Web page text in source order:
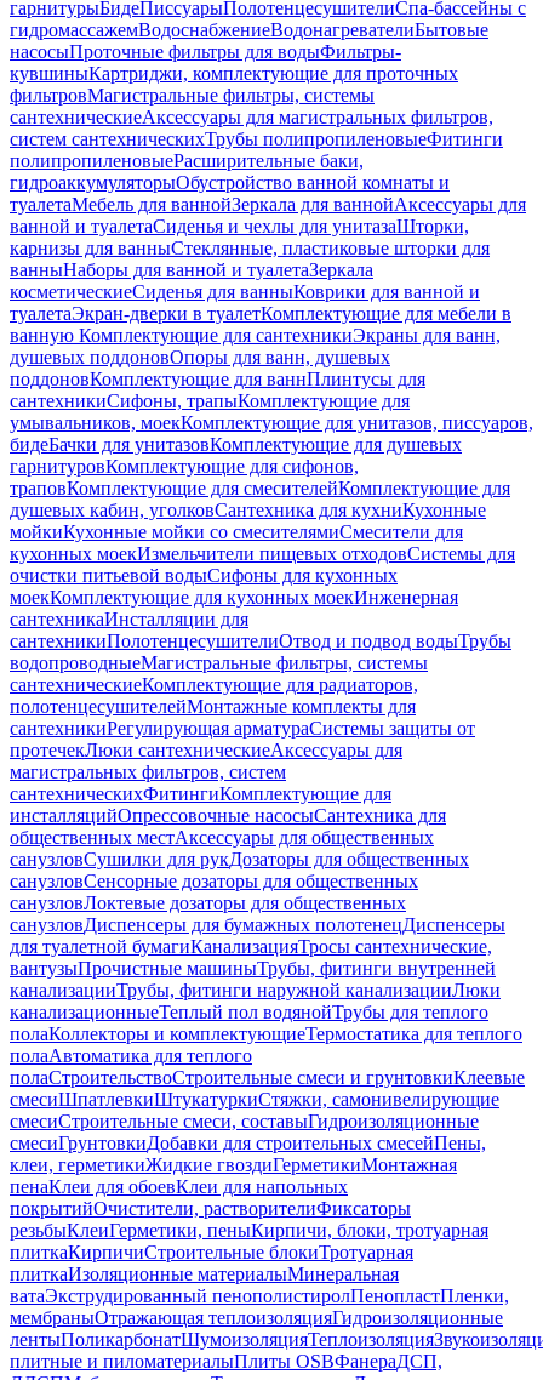
гарнитурыБидеПиссуарыПолотенцесушителиСпа-бассейны с
гидромассажемВодоснабжениеВодонагревателиБытовые
насосыПроточные фильтры для водыФильтры-
кувшиныКартриджи, комплектующие для проточных
фильтровМагистральные фильтры, системы
сантехническиеАксессуары для магистральных фильтров,
систем сантехническихТрубы полипропиленовыеФитинги
полипропиленовыеРасширительные баки,
гидроаккумуляторыОбустройство ванной комнаты и
туалетаМебель для ваннойЗеркала для ваннойАксессуары для
ванной и туалетаСиденья и чехлы для унитазаШторки,
карнизы для ванныСтеклянные, пластиковые шторки для
ванныНаборы для ванной и туалетаЗеркала
косметическиеСиденья для ванныКоврики для ванной и
туалетаЭкран-дверки в туалетКомплектующие для мебели в
ванную Комплектующие для сантехникиЭкраны для ванн,
душевых поддоновОпоры для ванн, душевых
поддоновКомплектующие для ваннПлинтусы для
сантехникиСифоны, трапыКомплектующие для
умывальников, моекКомплектующие для унитазов, писсуаров,
бидеБачки для унитазовКомплектующие для душевых
гарнитуровКомплектующие для сифонов,
траповКомплектующие для смесителейКомплектующие для
душевых кабин, уголковСантехника для кухниКухонные
мойкиКухонные мойки со смесителямиСмесители для
кухонных моекИзмельчители пищевых отходовСистемы для
очистки питьевой водыСифоны для кухонных
моекКомплектующие для кухонных моекИнженерная
сантехникаИнсталляции для
сантехникиПолотенцесушителиОтвод и подвод водыТрубы
водопроводныеМагистральные фильтры, системы
сантехническиеКомплектующие для радиаторов,
полотенцесушителейМонтажные комплекты для
сантехникиРегулирующая арматураСистемы защиты от
протечекЛюки сантехническиеАксессуары для
магистральных фильтров, систем
сантехническихФитингиКомплектующие для
инсталляцийОпрессовочные насосыСантехника для
общественных местАксессуары для общественных
санузловСушилки для рукДозаторы для общественных
санузловСенсорные дозаторы для общественных
санузловЛоктевые дозаторы для общественных
санузловДиспенсеры для бумажных полотенецДиспенсеры
для туалетной бумагиКанализацияТросы сантехнические,
вантузыПрочистные машиныТрубы, фитинги внутренней
канализацииТрубы, фитинги наружной канализацииЛюки
канализационныеТеплый пол водянойТрубы для теплого
полаКоллекторы и комплектующиеТермостатика для теплого
полаАвтоматика для теплого
полаСтроительствоСтроительные смеси и грунтовкиКлеевые
смесиШпатлевкиШтукатуркиСтяжки, самонивелирующие
смесиСтроительные смеси, составыГидроизоляционные
смесиГрунтовкиДобавки для строительных смесейПены,
клеи, герметикиЖидкие гвоздиГерметикиМонтажная
пенаКлеи для обоевКлеи для напольных
покрытийОчистители, растворителиФиксаторы
резьбыКлеиГерметики, пеныКирпичи, блоки, тротуарная
плиткаКирпичиСтроительные блокиТротуарная
плиткаИзоляционные материалыМинеральная
ватаЭкструдированный пенополистиролПенопластПленки,
мембраныОтражающая теплоизоляцияГидроизоляционные
лентыПоликарбонатШумоизоляцияТеплоизоляция
плитные и пиломатериалыПлиты OSBФанераДСП,